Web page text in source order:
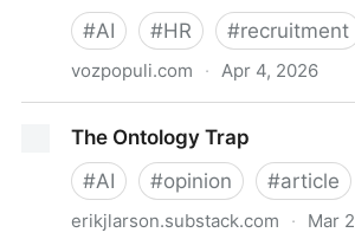
#AI #HR #recruitment
vozpopuli.com · Apr 4, 2026
transforma y desafía el
The Ontology Trap
#AI #opinion #article
erikjlarson.substack.com · Mar